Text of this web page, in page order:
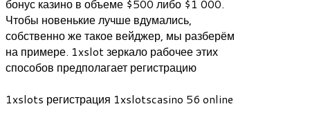
бонус казино в объеме $500 либо $1 000.
Чтобы новенькие лучше вдумались,
собственно же такое вейджер, мы разберём
на примере. 1xslot зеркало рабочее этих
способов предполагает регистрацию
1xslots регистрация 1xslotscasino 56 online